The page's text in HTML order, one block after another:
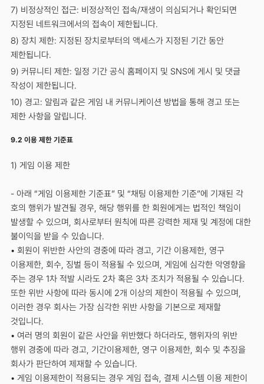
7) 비정상적인 접근: 비정상적인 접속/재생이 의심되거나 확인되면
지정된 네트워크에서의 접속이 제한됩니다.
8) 장치 제한: 지정된 장치로부터의 액세스가 지정된 기간 동안
제한됩니다.
9) 커뮤니티 제한: 일정 기간 공식 홈페이지 및 SNS에 게시 및 댓글
작성이 제한됩니다.
10) 경고: 알림과 같은 게임 내 커뮤니케이션 방법을 통해 경고 또는
제한 사항을 알립니다.
9.2 이용 제한 기준표
1) 게임 이용 제한
- 아래 “게임 이용제한 기준표” 및 “채팅 이용제한 기준”에 기재된 각
호의 행위가 발견될 경우, 해당 행위를 한 회원에게는 법적인 책임이
발생할 수 있으며, 회사로부터 원칙에 따른 강력한 제재 및 계정에 대한
불이익을 받을 수 있습니다.
• 회원이 위반한 사안의 경중에 따라 경고, 기간 이용제한, 영구
이용제한, 회수, 징벌 등이 적용될 수 있으며, 게임에 심각한 악영향을
주는 경우 1차 적발 시라도 2차 혹은 3차 조치가 적용될 수 있습니다.
또한 위반 사항에 따라 동시에 2개 이상의 제한이 적용될 수 있으며,
이러한 경우 회사는 가장 심각한 위반 사항을 기본으로 제재할
것입니다.
• 여러 명의 회원이 같은 사안을 위반했다 하더라도, 행위자의 위반
행위 경중에 따라 경고, 기간이용제한, 영구 이용제한, 회수 및 추징을
회사가 판단하여 제재할 수 있습니다.
• 게임 이용제한이 적용되는 경우 게임 접속, 결제 시스템 이용 제한이